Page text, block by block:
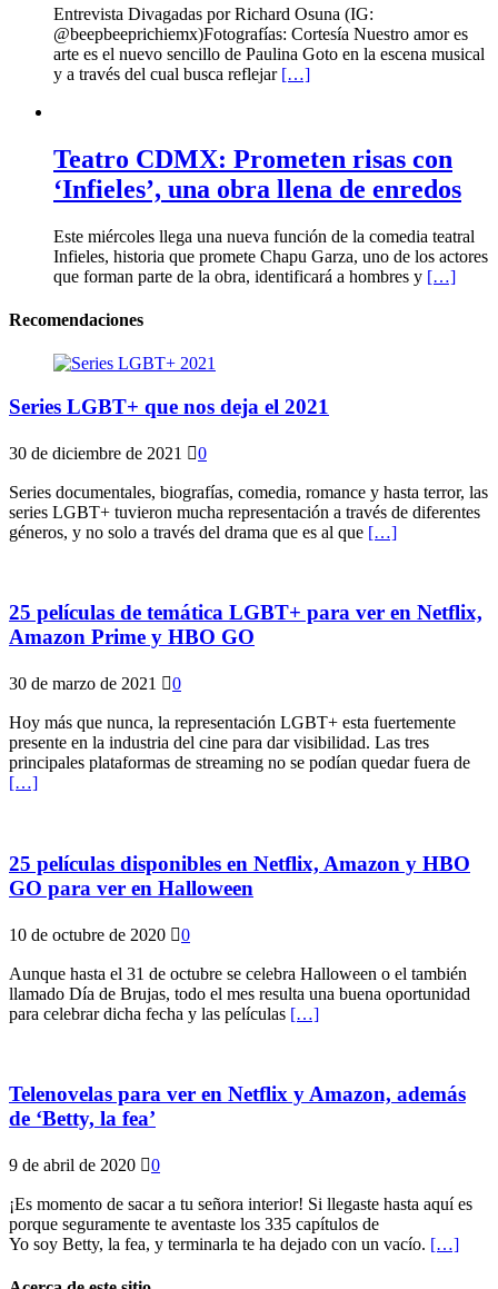
Entrevista Divagadas por Richard Osuna (IG:
@beepbeeprichiemx)Fotografías: Cortesía Nuestro amor es
arte es el nuevo sencillo de Paulina Goto en la escena musical
y a través del cual busca reflejar […]
Teatro CDMX: Prometen risas con
‘Infieles’, una obra llena de enredos
Este miércoles llega una nueva función de la comedia teatral
Infieles, historia que promete Chapu Garza, uno de los actores
que forman parte de la obra, identificará a hombres y […]
Recomendaciones
Series LGBT+ que nos deja el 2021
30 de diciembre de 2021 0
Series documentales, biografías, comedia, romance y hasta terror, las
series LGBT+ tuvieron mucha representación a través de diferentes
géneros, y no solo a través del drama que es al que […]
25 películas de temática LGBT+ para ver en Netflix,
Amazon Prime y HBO GO
30 de marzo de 2021 0
Hoy más que nunca, la representación LGBT+ esta fuertemente
presente en la industria del cine para dar visibilidad. Las tres
principales plataformas de streaming no se podían quedar fuera de
[…]
25 películas disponibles en Netflix, Amazon y HBO
GO para ver en Halloween
10 de octubre de 2020 0
Aunque hasta el 31 de octubre se celebra Halloween o el también
llamado Día de Brujas, todo el mes resulta una buena oportunidad
para celebrar dicha fecha y las películas […]
Telenovelas para ver en Netflix y Amazon, además
de ‘Betty, la fea’
9 de abril de 2020 0
¡Es momento de sacar a tu señora interior! Si llegaste hasta aquí es
porque seguramente te aventaste los 335 capítulos de
Yo soy Betty, la fea, y terminarla te ha dejado con un vacío. […]